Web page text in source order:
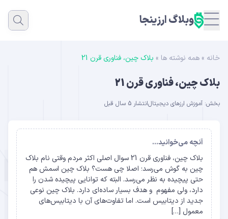
وبلاگ ارزینجا
خانه » همه نوشته ها » بلاک چین، فناوری قرن 21
بلاک چین، فناوری قرن 21
بخش: آموزش ارزهای دیجیتالانتشار 5 سال قبل
آنچه می‌خوانید...
بلاک چین، فناوری قرن 21 سوال اصلی اکثر مردم وقتی نام بلاک
چین به گوش می‌رسد؛ اصلا چی هست؟ بلاک چین اسمش هم
حتی پیچیده به نظر می‌رسد. البته که توانایی پیچیده شدن را
دارد، ولی مفهوم و هدف بسیار ساده‌ای دارد. بلاک چین نوعی
جدید از دیتابیس است. اما تفاوت‌های آن با دیتابیس‌های
معمول […]